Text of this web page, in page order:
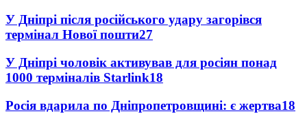
У Дніпрі після російського удару загорівся
термінал Нової пошти27
У Дніпрі чоловік активував для росіян понад
1000 терміналів Starlink18
Росія вдарила по Дніпропетровщині: є жертва18